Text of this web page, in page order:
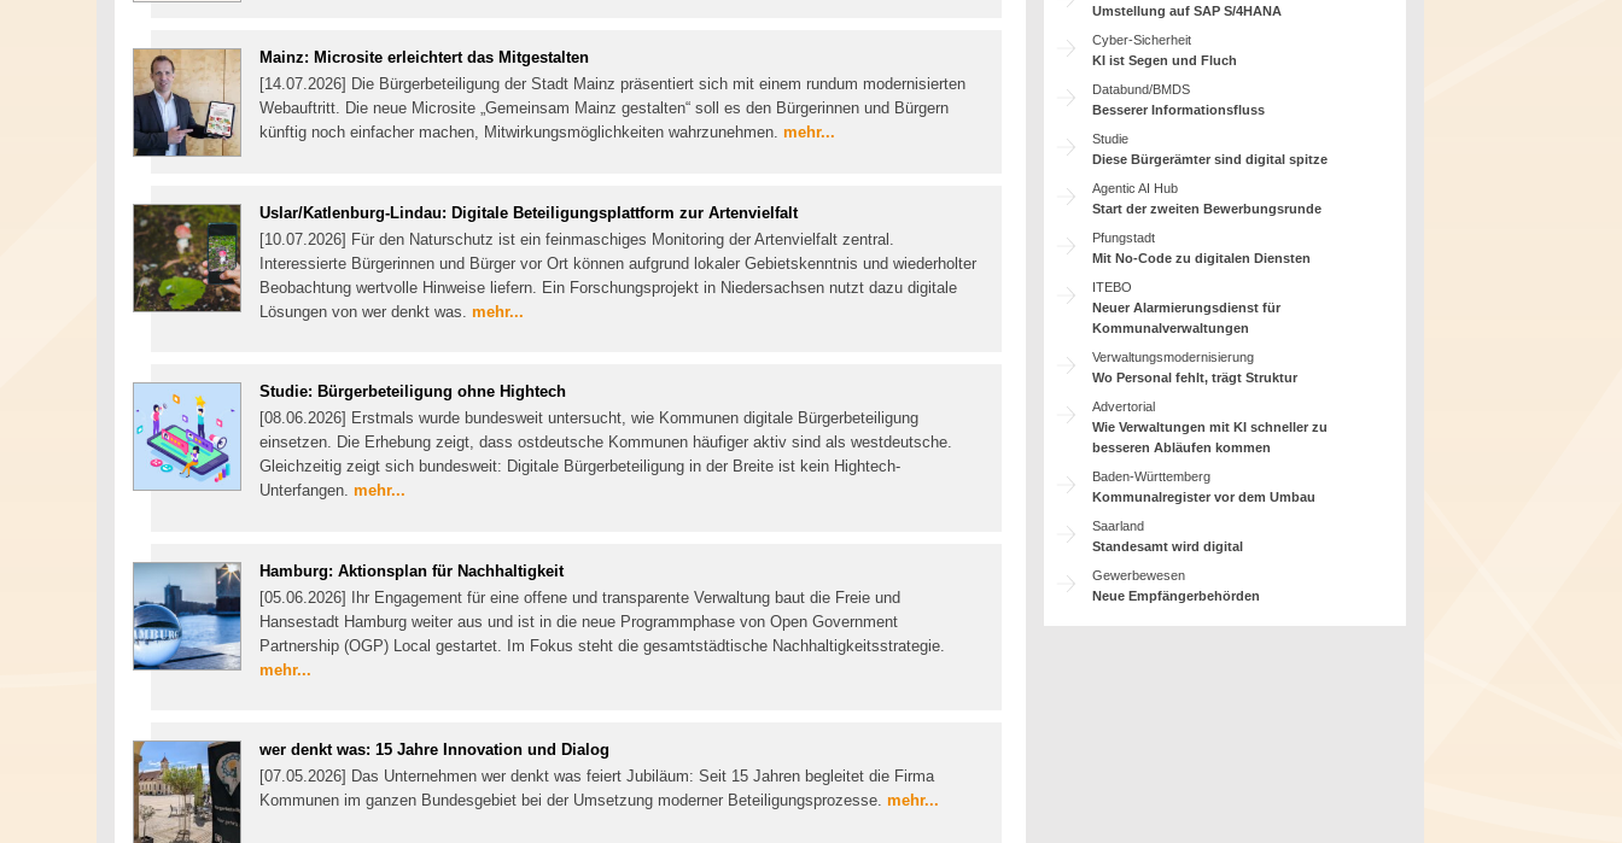
Mainz: Microsite erleichtert das Mitgestalten
[14.07.2026] Die Bürgerbeteiligung der Stadt Mainz präsentiert sich mit einem rundum modernisierten
Webauftritt. Die neue Microsite „Gemeinsam Mainz gestalten“ soll es den Bürgerinnen und Bürgern
künftig noch einfacher machen, Mitwirkungsmöglichkeiten wahrzunehmen. mehr...
Uslar/Katlenburg-Lindau: Digitale Beteiligungsplattform zur Artenvielfalt
[10.07.2026] Für den Naturschutz ist ein feinmaschiges Monitoring der Artenvielfalt zentral.
Interessierte Bürgerinnen und Bürger vor Ort können aufgrund lokaler Gebietskenntnis und wiederholter
Beobachtung wertvolle Hinweise liefern. Ein Forschungsprojekt in Niedersachsen nutzt dazu digitale
Lösungen von wer denkt was. mehr...
Studie: Bürgerbeteiligung ohne Hightech
[08.06.2026] Erstmals wurde bundesweit untersucht, wie Kommunen digitale Bürgerbeteiligung
einsetzen. Die Erhebung zeigt, dass ostdeutsche Kommunen häufiger aktiv sind als westdeutsche.
Gleichzeitig zeigt sich bundesweit: Digitale Bürgerbeteiligung in der Breite ist kein Hightech-
Unterfangen. mehr...
Hamburg: Aktionsplan für Nachhaltigkeit
[05.06.2026] Ihr Engagement für eine offene und transparente Verwaltung baut die Freie und
Hansestadt Hamburg weiter aus und ist in die neue Programmphase von Open Government
Partnership (OGP) Local gestartet. Im Fokus steht die gesamtstädtische Nachhaltigkeitsstrategie.
mehr...
wer denkt was: 15 Jahre Innovation und Dialog
[07.05.2026] Das Unternehmen wer denkt was feiert Jubiläum: Seit 15 Jahren begleitet die Firma
Kommunen im ganzen Bundesgebiet bei der Umsetzung moderner Beteiligungsprozesse. mehr...
Umstellung auf SAP S/4HANA
Cyber-Sicherheit
KI ist Segen und Fluch
Databund/BMDS
Besserer Informationsfluss
Studie
Diese Bürgerämter sind digital spitze
Agentic AI Hub
Start der zweiten Bewerbungsrunde
Pfungstadt
Mit No-Code zu digitalen Diensten
ITEBO
Neuer Alarmierungsdienst für
Kommunalverwaltungen
Verwaltungsmodernisierung
Wo Personal fehlt, trägt Struktur
Advertorial
Wie Verwaltungen mit KI schneller zu
besseren Abläufen kommen
Baden-Württemberg
Kommunalregister vor dem Umbau
Saarland
Standesamt wird digital
Gewerbewesen
Neue Empfängerbehörden